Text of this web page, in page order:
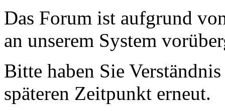
Das Forum ist aufgrund
an unserem System
Bitte haben Sie
späteren Zeitpunkt erneut.